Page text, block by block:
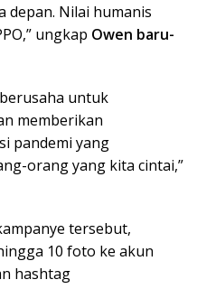
depan. Nilai humanis
ungkap Owen baru-
untuk
memberikan
pandemi yang
orang yang kita cintai,”
tersebut,
10 foto ke akun
hashtag